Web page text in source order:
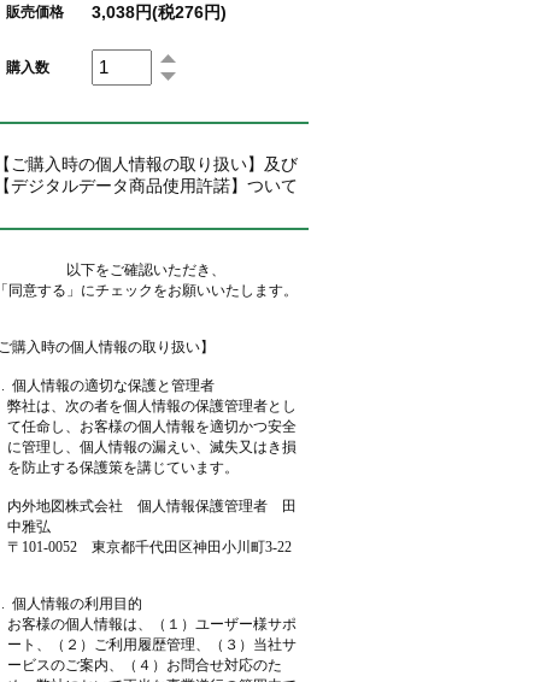
販売価格 3,038円(税276円)
購入数
ご購入時の個人情報の取り扱い】及び
デジタルデータ商品使用許諾】ついて
以下をご確認いただき、
同意する」にチェックをお願いいたします。
購入時の個人情報の取り扱い】
個人情報の適切な保護と管理者
弊社は、次の者を個人情報の保護管理者とし
て任命し、お客様の個人情報を適切かつ安全
に管理し、個人情報の漏えい、滅失又はき損
を防止する保護策を講じています。
内外地図株式会社 個人情報保護管理者 田
中雅弘
〒101-0052 東京都千代田区神田小川町3-22
個人情報の利用目的
お客様の個人情報は、（１）ユーザー様サポ
ート、（２）ご利用履歴管理、（３）当社サ
ービスのご案内、（４）お問合せ対応のた